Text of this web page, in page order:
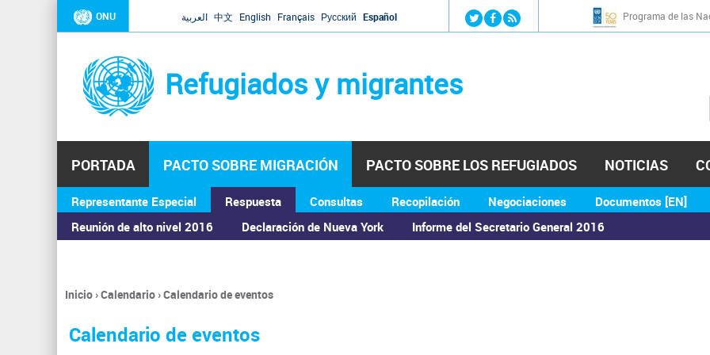
Jump to navigation
ONU العربية 中文 English Français Русский Español Programa de las
Refugiados y migrantes
PORTADA PACTO SOBRE MIGRACIÓN
Representante Especial
Respuesta
Reunión de alto nivel 2016
Declaración de Nueva York Informe del Secretario General 2016
Consultas Recopilación Negociaciones Documentos [EN]
PACTO SOBRE LOS REFUGIADOS NOTICIAS
ASAMBLEA GENERAL
Se
encuentra
usted
Inicio›Calendario›Calendario de eventos
Calendario de eventos